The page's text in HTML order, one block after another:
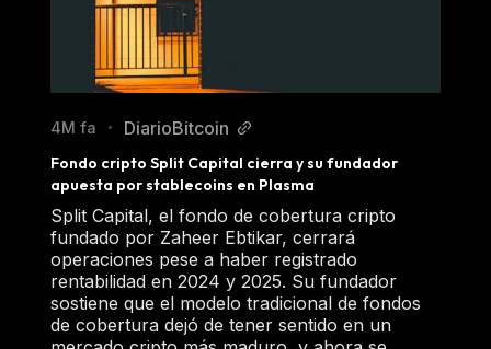
4M fa • DiarioBitcoin
Fondo cripto Split Capital cierra y su fundador
apuesta por stablecoins en Plasma
Split Capital, el fondo de cobertura cripto
fundado por Zaheer Ebtikar, cerrará
operaciones pese a haber registrado
rentabilidad en 2024 y 2025. Su fundador
sostiene que el modelo tradicional de fondos
de cobertura dejó de tener sentido en un